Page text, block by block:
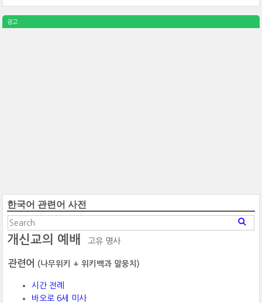
광고
한국어 관련어 사전
개신교의 예배 고유 명사
관련어 (나무위키 + 위키백과 말뭉치)
시간 전례
바오로 6세 미사